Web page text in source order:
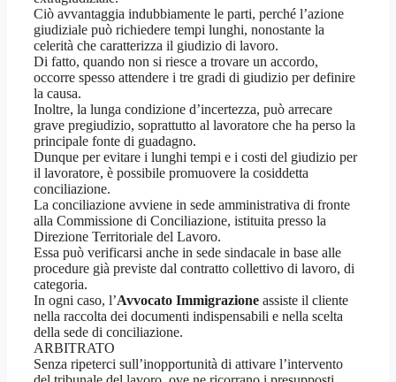
Ciò avvantaggia indubbiamente le parti, perché l’azione
giudiziale può richiedere tempi lunghi, nonostante la
celerità che caratterizza il giudizio di lavoro.
Di fatto, quando non si riesce a trovare un accordo,
occorre spesso attendere i tre gradi di giudizio per definire
la causa.
Inoltre, la lunga condizione d’incertezza, può arrecare
grave pregiudizio, soprattutto al lavoratore che ha perso la
principale fonte di guadagno.
Dunque per evitare i lunghi tempi e i costi del giudizio per
il lavoratore, è possibile promuovere la cosiddetta
conciliazione.
La conciliazione avviene in sede amministrativa di fronte
alla Commissione di Conciliazione, istituita presso la
Direzione Territoriale del Lavoro.
Essa può verificarsi anche in sede sindacale in base alle
procedure già previste dal contratto collettivo di lavoro, di
categoria.
In ogni caso, l’Avvocato Immigrazione assiste il cliente
nella raccolta dei documenti indispensabili e nella scelta
della sede di conciliazione.
ARBITRATO
Senza ripeterci sull’inopportunità di attivare l’intervento